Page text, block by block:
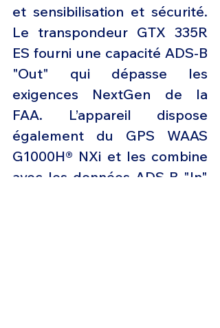
et sensibilisation et sécurité.
Le transpondeur GTX 335R
ES fourni une capacité ADS-B
"Out" qui dépasse les
exigences NextGen de la
FAA. L’appareil dispose
également du GPS WAAS
G1000H® NXi et les combine
avec les données ADS-B "In"